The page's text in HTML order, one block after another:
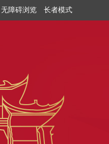
无障碍浏览 长者模式